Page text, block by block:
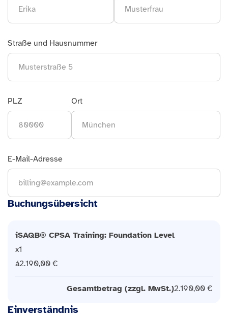
Straße und Hausnummer
PLZ Ort
E-Mail-Adresse
Buchungsübersicht
iSAQB® CPSA Training: Foundation Level
1
2.190,00 €
Gesamtbetrag (zzgl. MwSt.)2.190,00 €
Einverständnis